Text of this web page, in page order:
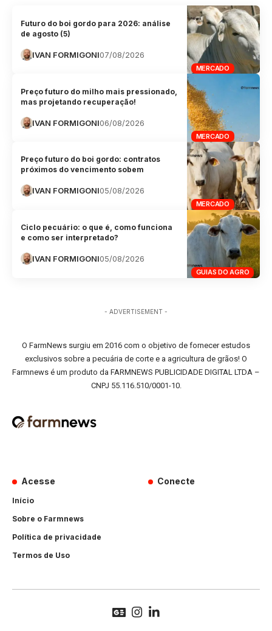
MERCADO
Futuro do boi gordo para 2026: análise
de agosto (5)
IVAN FORMIGONI07/08/2026
MERCADO
Preço futuro do milho mais pressionado,
mas projetando recuperação!
IVAN FORMIGONI06/08/2026
MERCADO
Preço futuro do boi gordo: contratos
próximos do vencimento sobem
IVAN FORMIGONI05/08/2026
GUIAS DO AGRO
Ciclo pecuário: o que é, como funciona
e como ser interpretado?
IVAN FORMIGONI05/08/2026
- ADVERTISEMENT -
O FarmNews surgiu em 2016 com o objetivo de fornecer estudos
exclusivos sobre a pecuária de corte e a agricultura de grãos! O
Farmnews é um produto da FARMNEWS PUBLICIDADE DIGITAL LTDA –
CNPJ 55.116.510/0001-10.
Acesse
Início
Sobre o Farmnews
Política de privacidade
Termos de Uso
Conecte